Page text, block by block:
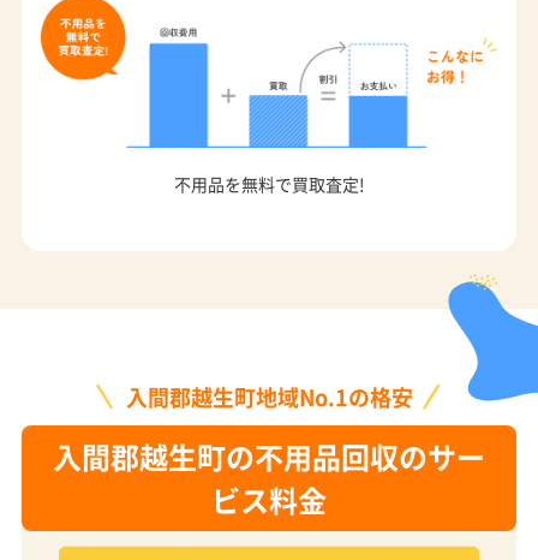
不用品を無料で買取査定!
入間郡越生町地域No.1の格安
入間郡越生町の不用品回収のサー
ビス料金